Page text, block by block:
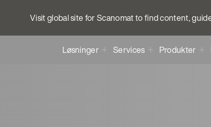
Visit global site for Scanomat to find content,
Løsninger Services Produkter